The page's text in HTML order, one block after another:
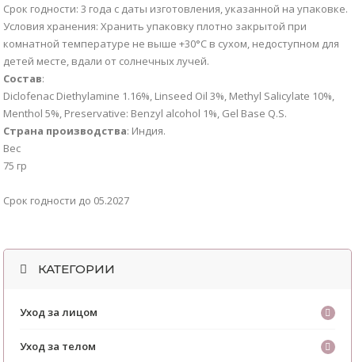
Срок годности: 3 года с даты изготовления, указанной на упаковке.
Условия хранения: Хранить упаковку плотно закрытой при
комнатной температуре не выше +30°С в сухом, недоступном для
детей месте, вдали от солнечных лучей.
Состав:
Diclofenac Diethylamine 1.16%, Linseed Oil 3%, Methyl Salicylate 10%,
Menthol 5%, Preservative: Benzyl alcohol 1%, Gel Base Q.S.
Страна производства: Индия.
Вес
75 гр
Срок годности до 05.2027
КАТЕГОРИИ
Уход за лицом
Уход за телом